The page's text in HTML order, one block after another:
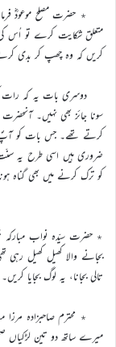
٭ حضرت مصلح موعودؓ
متعلق شکایت کرے تو اُس کی
کریں کہ وہ چھپ کر بدی
دوسری بات یہ کہ رات
سونا جائز بھی نہیں۔
کرتے تھے۔ جس بات کو آپؐ
ضروری ہیں اسی طرح یہ
کو ترک کرنے میں بھی گناہ
٭ حضرت سیّدہ نواب مبارکہ
بجانے والا کھیل کھیل رہی
تالی بجانا، یہ لوگ بجایا کریں۔
٭ محترم صاحبزادہ
میرے ساتھ دو تین لڑکیاں